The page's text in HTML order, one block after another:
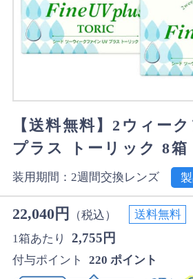
【送料無料】2ウィー
プラス トーリック 8箱
装用期間：2週間交換レンズ
22,040円 （税込）
送料無料
1箱あたり
2,755円
付与ポイント 220 ポイント